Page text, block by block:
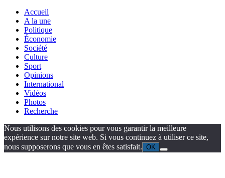
Accueil
A la une
Politique
Économie
Société
Culture
Sport
Opinions
International
Vidéos
Photos
Recherche
Nous utilisons des cookies pour vous garantir la meilleure
expérience sur notre site web. Si vous continuez à utiliser ce site,
nous supposerons que vous en êtes satisfait. OK